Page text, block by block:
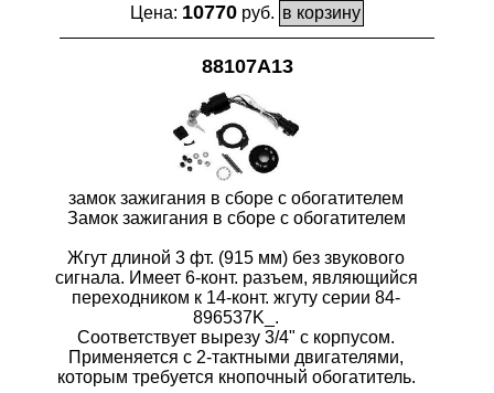
Цена: 10770 руб.
88107A13
замок зажигания в сборе с обогатителем
Замок зажигания в сборе с обогатителем
Жгут длиной 3 фт. (915 мм) без звукового
сигнала. Имеет 6-конт. разъем, являющийся
переходником к 14-конт. жгуту серии 84-
896537K_.
Соответствует вырезу 3/4" с корпусом.
Применяется с 2-тактными двигателями,
которым требуется кнопочный обогатитель.